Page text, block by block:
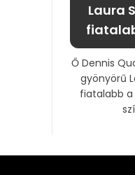
Laura
Ő Dennis
gyönyörű
fiatalabb a